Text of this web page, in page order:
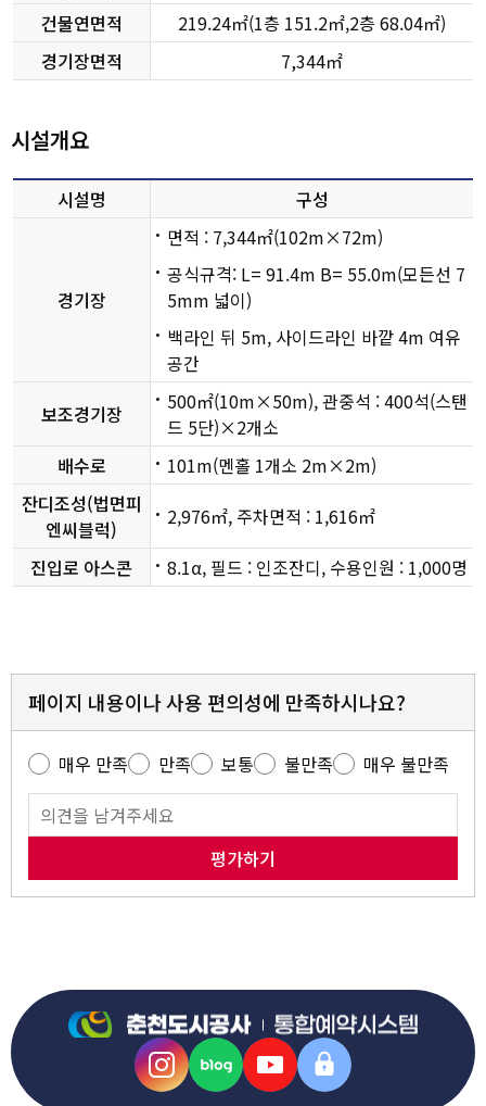
서면파크골프장
소양강파크골프
장
고구마섬 야구장
공지천인조잔디
구장
건물연면적
219.24㎡(1층 151.2㎡,2층 68.04㎡)
경기장면적
7,344㎡
시설개요
시설명 구성
경기장
면적 : 7,344㎡(102m×72m)
공식규격: L= 91.4m B= 55.0m(모든선 7
5mm 넓이)
백라인 뒤 5m, 사이드라인 바깥 4m 여유
공간
보조경기장
500㎡(10m×50m), 관중석 : 400석(스탠
드 5단)×2개소
배수로
101m(멘홀 1개소 2m×2m)
잔디조성(법면피
엔씨블럭)
2,976㎡, 주차면적 : 1,616㎡
진입로 아스콘
8.1α, 필드 : 인조잔디, 수용인원 : 1,000명
페이지 내용이나 사용 편의성에 만족하시나요?
매우 만족 만족 보통 불만족 매우 불만족
평가하기